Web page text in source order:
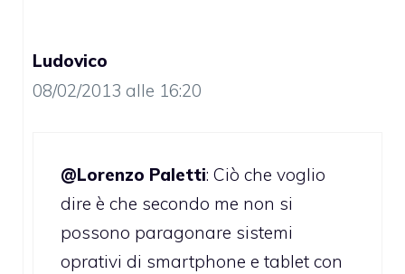
Ludovico
08/02/2013 alle 16:20
@Lorenzo Paletti: Ciò che voglio
dire è che secondo me non si
possono paragonare sistemi
oprativi di smartphone e tablet con